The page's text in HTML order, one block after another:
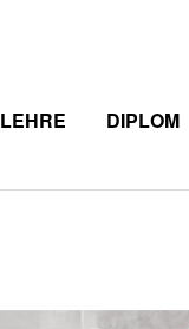
LEHRE DIPLOM